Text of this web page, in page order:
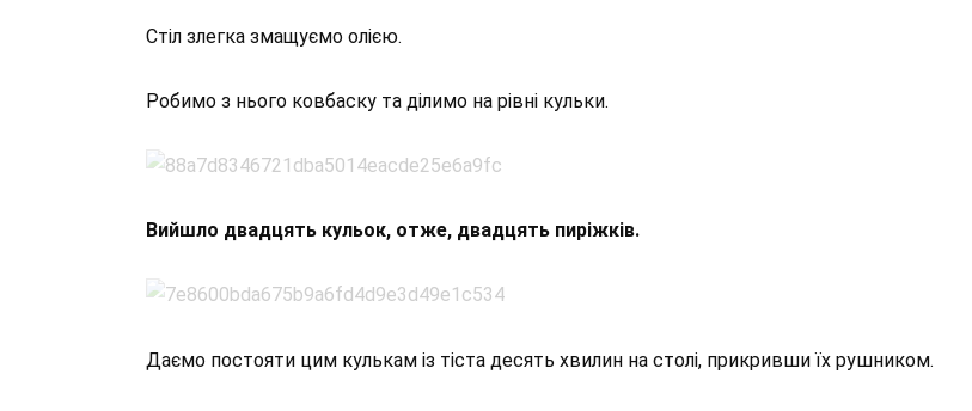
Стіл злегка змащуємо олією.
Робимо з нього ковбаску та ділимо на рівні кульки.
Вийшло двадцять кульок, отже, двадцять пиріжків.
Даємо постояти цим кулькам із тіста десять хвилин на столі, прикривши їх рушником.